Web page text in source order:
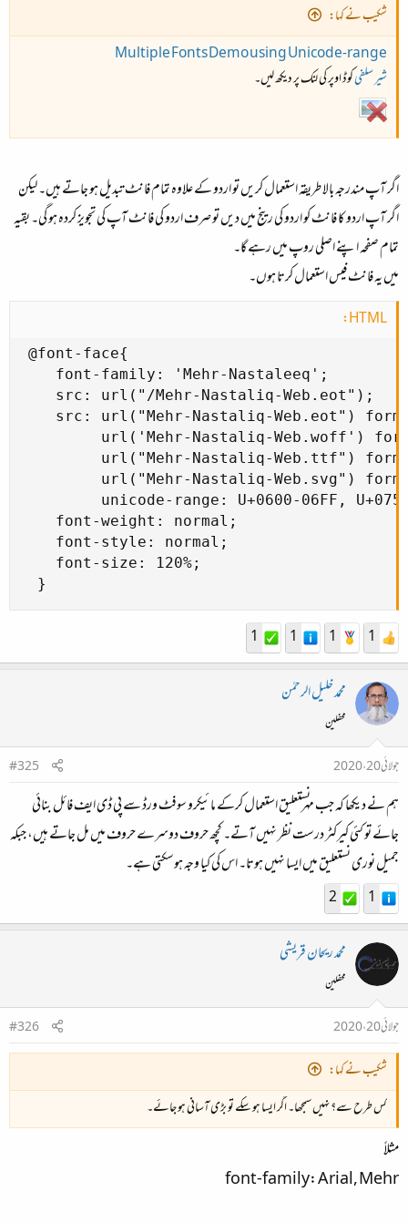
شکیب نے کہا:
Multiple Fonts Demo using Unicode-range
شیر سلفیکوڈ اوپر کی لنک پر دیکھ لیں۔
اگر آپ مندرجہ بالا طریقہ استعمال کریں تو اردو کے علاوہ تمام فانٹ تبدیل ہو جاتے ہیں۔ لیکن
اگر آپ اردو کا فانٹ کو اردو کی رینج میں دیں تو صرف اردو کی فانٹ آپ کی تجویز کردہ ہو گی۔ بقیہ
تمام صفحہ اپنے اصلی روپ میں رہے گا۔
میں یہ فانٹ فیس استعمال کرتا ہوں۔
HTML:
@font-face{
    font-family: 'Mehr-Nastaleeq';
    src: url("/Mehr-Nastaliq-Web.eot");
src: url("Mehr-Nastaliq-Web.eot")
url('Mehr-Nastaliq-Web.woff')
url("Mehr-Nastaliq-Web.ttf")
url("Mehr-Nastaliq-Web.svg")
unicode-range: U+0600-06FF,
    font-weight: normal;
    font-style: normal;
    font-size: 120%;
  }
1
1
1
1
محمد خلیل الرحمٰن
محفلین
جولائی 20، 2020
#325
ہم نے دیکھا کہ جب مہر نستعلیق استعمال کرکے مائیکرو سوفٹ ورڈ سے پی ڈی ایف فائل بنائی
جائے تو کئی کیرکٹر درست نظر نہیں آتے۔ کچھ حروف دوسرے حروف میں مل جاتے ہیں، جبکہ
جمیل نوری نستعلیق میں ایسا نہیں ہوتا۔ اس کی کیا وجہ ہوسکتی ہے۔
1
2
محمد ریحان قریشی
محفلین
جولائی 20، 2020
#326
شکیب نے کہا:
کس طرح سے؟ نہیں سمجھا۔ اگر ایسا ہو سکے تو بڑی آسانی ہو جائے۔
مثلاً
font-family: Arial, Mehr